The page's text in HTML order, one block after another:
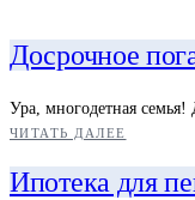
Досрочное
Ура, многодетная
ЧИТАТЬ ДАЛЕЕ
Ипотека для